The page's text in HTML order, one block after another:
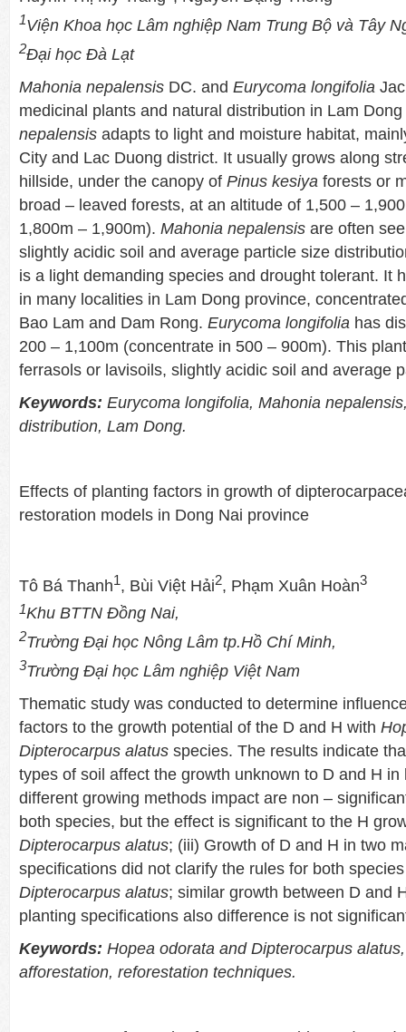
1Viện Khoa học Lâm nghiệp Nam Trung Bộ và Tây
2Đại học Đà Lạt
Mahonia nepalensis DC. and Eurycoma longifolia
medicinal plants and natural distribution in Lam
nepalensis adapts to light and moisture habitat,
City and Lac Duong district. It usually grows along
hillside, under the canopy of Pinus kesiya forests or
broad – leaved forests, at an altitude of 1,500 –
1,800m – 1,900m). Mahonia nepalensis are often
slightly acidic soil and average particle size
is a light demanding species and drought tolerant. It
in many localities in Lam Dong province,
Bao Lam and Dam Rong. Eurycoma longifolia has
200 – 1,100m (concentrate in 500 – 900m). This
ferrasols or lavisoils, slightly acidic soil and average
Keywords: Eurycoma longifolia, Mahonia
distribution, Lam Dong.
Effects of planting factors in growth of
restoration models in Dong Nai province
Tô Bá Thanh1, Bùi Việt Hải2, Phạm Xuân Hoàn3
1Khu BTTN Đồng Nai,
2Trường Đại học Nông Lâm tp.Hồ Chí Minh,
3Trường Đại học Lâm nghiệp Việt Nam
Thematic study was conducted to determine
factors to the growth potential of the D and H with
Dipterocarpus alatus species. The results indicate
types of soil affect the growth unknown to D and H
different growing methods impact are non –
both species, but the effect is significant to the H
Dipterocarpus alatus; (iii) Growth of D and H in two
specifications did not clarify the rules for both
Dipterocarpus alatus; similar growth between D and
planting specifications also difference is not
Keywords: Hopea odorata and Dipterocarpus
afforestation, reforestation techniques.